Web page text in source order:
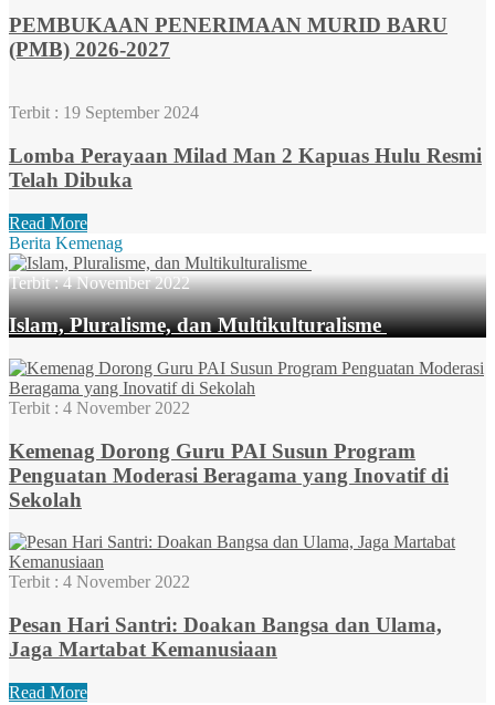
PEMBUKAAN PENERIMAAN MURID BARU
(PMB) 2026-2027
Terbit : 19 September 2024
Lomba Perayaan Milad Man 2 Kapuas Hulu Resmi
Telah Dibuka
Read More
Berita Kemenag
Terbit :4 November 2022
Islam, Pluralisme, dan Multikulturalisme
Terbit : 4 November 2022
Kemenag Dorong Guru PAI Susun Program
Penguatan Moderasi Beragama yang Inovatif di
Sekolah
Terbit : 4 November 2022
Pesan Hari Santri: Doakan Bangsa dan Ulama,
Jaga Martabat Kemanusiaan
Read More